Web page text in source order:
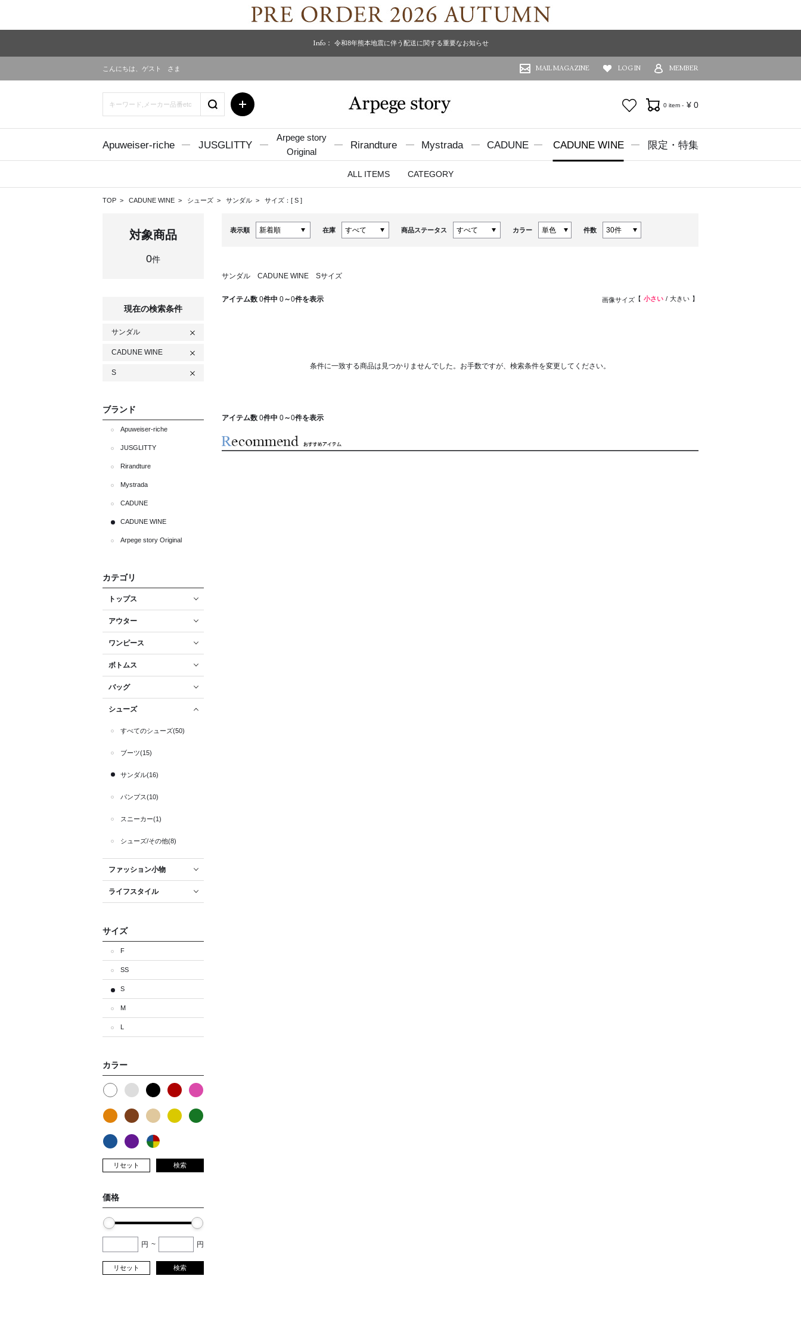
Info： 令和8年熊本地震に伴う配送に関する重要なお知らせ
こんにちは、 ゲスト さま MAIL MAGAZINE LOG IN MEMBER
お気に入り0 item - ¥ 0
Apuweiser-riche JUSGLITTY
Arpege story
Original
Rirandture Mystrada CADUNE CADUNE WINE 限定・特集
ALL ITEMS CATEGORY
TOP CADUNE WINE シューズ サンダル サイズ：[ S ]
対象商品
0件
現在の検索条件
サンダル
CADUNE WINE
S
ブランド
Apuweiser-riche
JUSGLITTY
Rirandture
Mystrada
CADUNE
CADUNE WINE
Arpege story Original
カテゴリ
トップス
アウター
ワンピース
ボトムス
バッグ
シューズ
すべてのシューズ(50)
ブーツ(15)
サンダル(16)
パンプス(10)
スニーカー(1)
シューズ/その他(8)
ファッション小物
ライフスタイル
サイズ
F
SS
S
M
L
カラー
リセット 検索
価格
円 ~ 円
リセット 検索
表示順 在庫 商品ステータス カラー 件数
サンダル CADUNE WINE Sサイズ
アイテム数 0件中 0～0件を表示 画像サイズ 小さい 大きい
条件に一致する商品は見つかりませんでした。お手数ですが、検索条件を変更してください。
アイテム数 0件中 0～0件を表示